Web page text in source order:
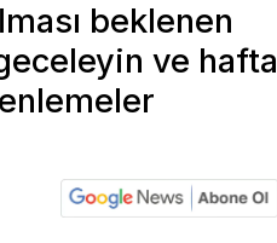
beklenen
ve hafta